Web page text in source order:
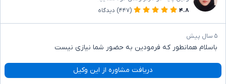
۴.۸
(۴۴۷) دیدگاه
۵ سال پیش
باسلام همانطور که فرمودین به حضور شما نیازی نیست
دریافت مشاوره از این وکیل